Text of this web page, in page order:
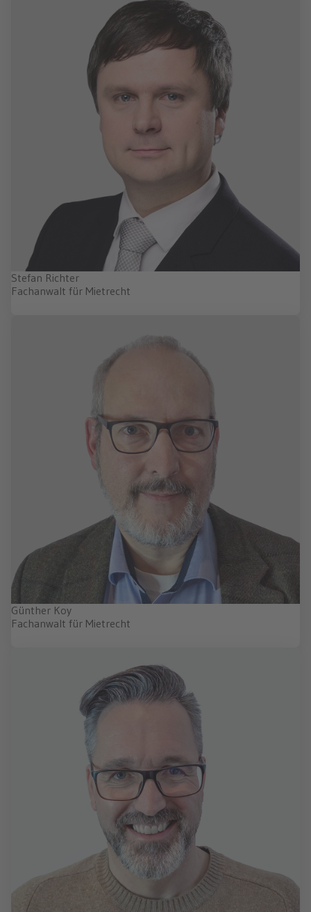
Stefan Richter
Fachanwalt für Mietrecht
Günther Koy
Fachanwalt für Mietrecht